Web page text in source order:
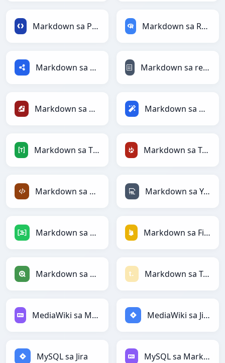
Markdown sa Protobuf Markdown sa RDataFrame
Markdown sa RDF Markdown sa reStructuredText
Markdown sa Ruby Markdown sa Magic
Markdown sa TOML Markdown sa TracWiki
Markdown sa XML Markdown sa YAML
Markdown sa DAX Markdown sa Firebase
Markdown sa Qlik Markdown sa Textile
MediaWiki sa Markdown MediaWiki sa Jira
MySQL sa Jira MySQL sa Markdown